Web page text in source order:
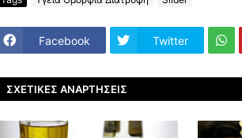
Facebook Twitter
ΣΧΕΤΙΚΈΣ ΑΝΑΡΤΉΣΕΙΣ